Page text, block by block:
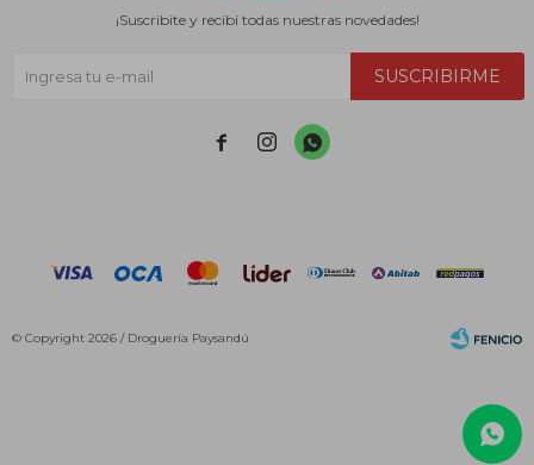
¡Suscribite y recibí todas nuestras novedades!
SUSCRIBIRME
  
© Copyright 2026 / Droguería Paysandú